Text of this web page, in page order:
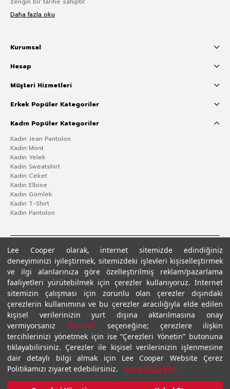
Lee Cooper olarak, internet sitemizde edindiğiniz
deneyiminizi iyileştirmek, sitemizdeki işlevleri kişiselleştirmek
ve ilgi alanlarınıza göre özelleştirilmiş reklam/pazarlama
faaliyetleri yürütebilmek için çerezler kullanıyoruz. İnternet
sitemizin çalışması için zorunlu olan çerezler dışındaki
çerezlerin kullanımına ve bu çerezler aracılığıyla elde edilen
kişisel verilerinizin yurt dışına aktarılmasına onay
vermiyorsanız “Reddet”seçeneğine; çerezlere ilişkin
tercihlerinizi yönetmek için ise “Çerezleri Yönetin” butonuna
tıklayabilirsiniz. Çerezler ile kişisel verilerinizin işlenmesine
dair detaylı bilgi almak için Lee Cooper Website Çerez
Politikamızı ziyaret edebilirsiniz.
Daha Fazla Bilgi
Daha fazla oku
Kurumsal
Hesap
Müşteri Hizmetleri
Erkek Popüler Kategoriler
Kadın Popüler Kategoriler
Kadın Jean Pantolon
Kadın Mont
Kadın Yelek
Kadın Sweatshirt
Kadın Ceket
Kadın Elbise
Kadın Gömlek
Kadın T-Shirt
Kadın Pantolon
Gizlilik PolitikasıÇerez Politikası KVKK Aydınlatma MetniŞartlar ve Koşullar
© 2026 Leecooper - Tüm Hakları Saklıdır.